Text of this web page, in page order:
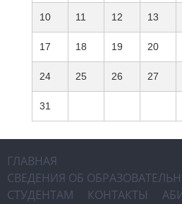
10 11 12 13
17 18 19 20
24 25 26 27
31
ГЛАВНАЯ
СВЕДЕНИЯ ОБ
СТУДЕНТАМ
КОНТАКТЫ